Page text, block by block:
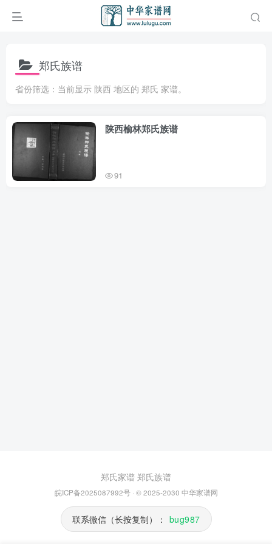
郑氏族谱
省份筛选：当前显示 陕西 地区的 郑氏 家谱。
陕西榆林郑氏族谱
91
郑氏家谱 郑氏族谱
皖ICP备2025087992号· © 2025-2030 中华家谱网
联系微信（长按复制）： bug987